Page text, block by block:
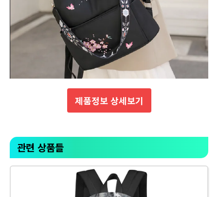
제품정보 상세보기
관련 상품들